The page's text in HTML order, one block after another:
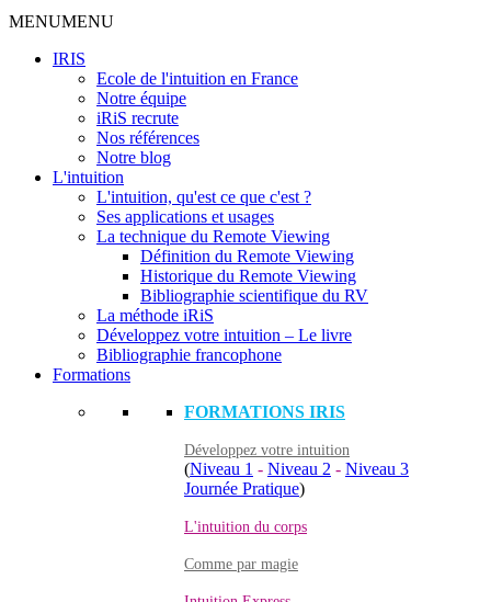
MENUMENU
IRIS
Ecole de l'intuition en France
Notre équipe
iRiS recrute
Nos références
Notre blog
L'intuition
L'intuition, qu'est ce que c'est ?
Ses applications et usages
La technique du Remote Viewing
Définition du Remote Viewing
Historique du Remote Viewing
Bibliographie scientifique du RV
La méthode iRiS
Développez votre intuition – Le livre
Bibliographie francophone
Formations
FORMATIONS IRIS
Développez votre intuition
(Niveau 1 - Niveau 2 - Niveau 3
Journée Pratique)
L'intuition du corps
Comme par magie